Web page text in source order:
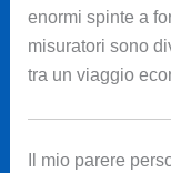
enormi spinte a
misuratori sono
tra un viaggio
Il mio parere